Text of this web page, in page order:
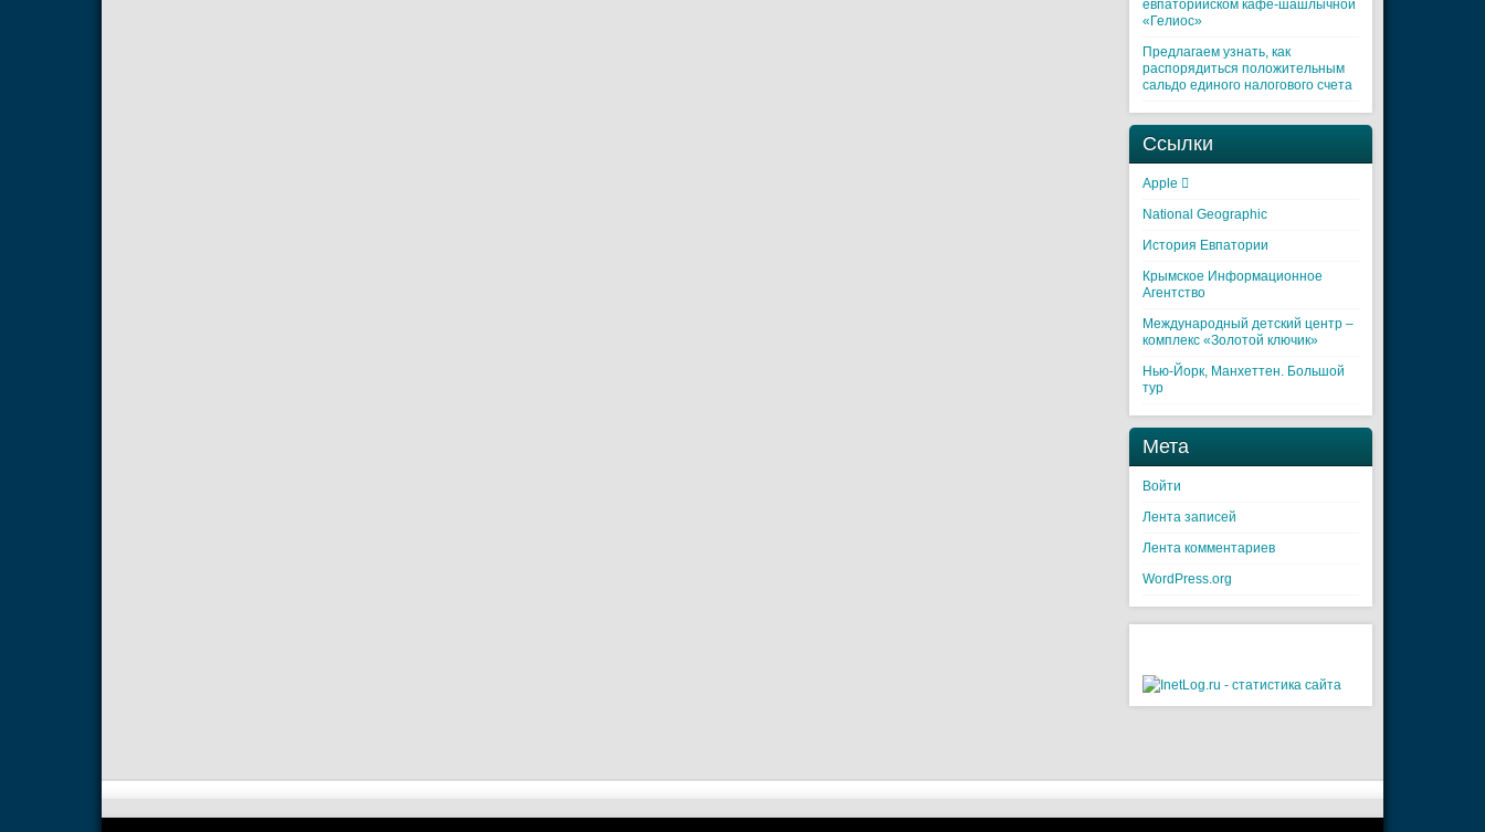
евпаторийском кафе-шашлычной
«Гелиос»
Предлагаем узнать, как
распорядиться положительным
сальдо единого налогового счета
Ссылки
Apple 
National Geographic
История Евпатории
Крымское Информационное
Агентство
Международный детский центр –
комплекс «Золотой ключик»
Нью-Йорк, Манхеттен. Большой
тур
Мета
Войти
Лента записей
Лента комментариев
WordPress.org